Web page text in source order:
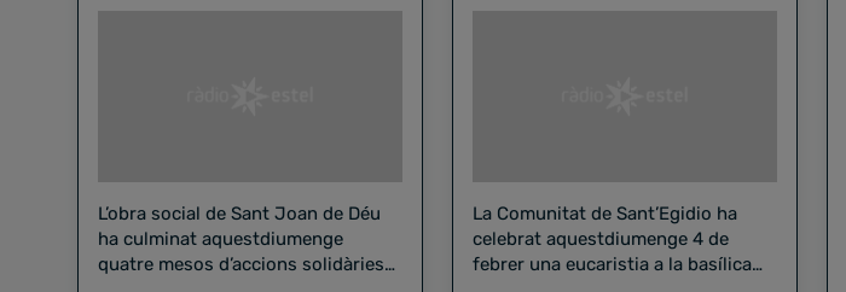
L’obra social de Sant Joan de Déu
ha culminat aquestdiumenge
quatre mesos d’accions solidàries
La Comunitat de Sant’Egidio ha
celebrat aquestdiumenge 4 de
febrer una eucaristia a la basílica